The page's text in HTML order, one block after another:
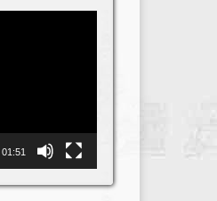
01:51